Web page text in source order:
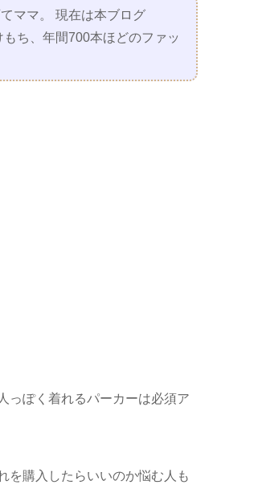
ママ。 現在は本ブログ
ち、年間700本ほどのファッ
っぽく着れるパーカーは必須ア
を購入したらいいのか悩む人も